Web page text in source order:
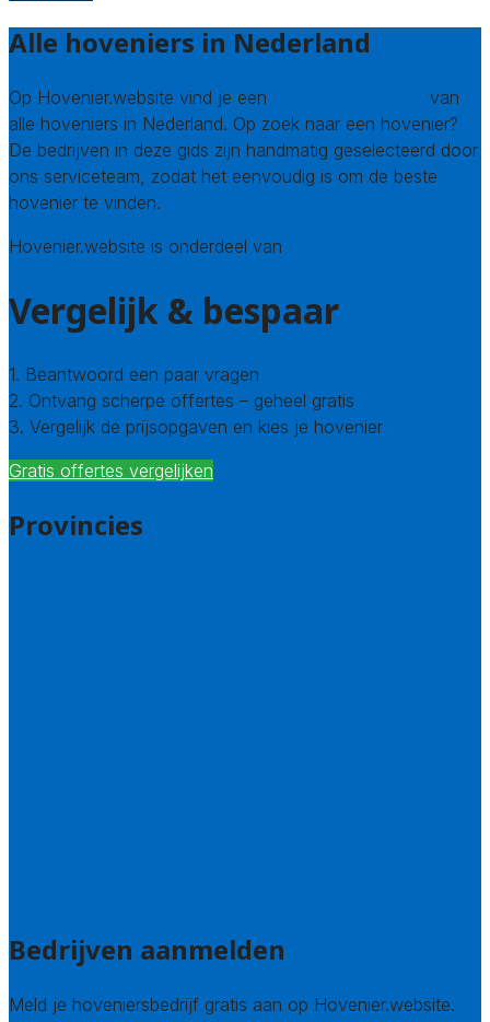
Alle hoveniers in Nederland
Op Hovenier.website vind je een
van
alle hoveniers in Nederland. Op zoek naar een hovenier?
De bedrijven in deze gids zijn handmatig geselecteerd door
ons serviceteam, zodat het eenvoudig is om de beste
hovenier te vinden.
Hovenier.website is onderdeel van
Vergelijk & bespaar
1. Beantwoord een paar vragen
2. Ontvang scherpe offertes – geheel gratis
3. Vergelijk de prijsopgaven en kies je hovenier
Gratis offertes vergelijken
Provincies
Bedrijven aanmelden
Meld je hoveniersbedrijf gratis aan op Hovenier.website.